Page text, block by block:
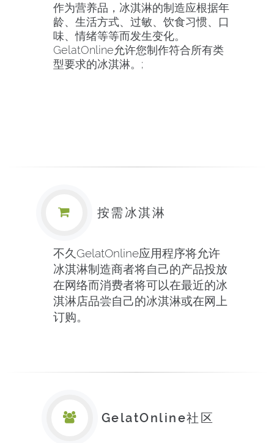
作为营养品，冰淇淋的制造应根据年
龄、生活方式、过敏、饮食习惯、口
味、情绪等等而发生变化。
GelatOnline允许您制作符合所有类
型要求的冰淇淋。;
按需冰淇淋
不久GelatOnline应用程序将允许
冰淇淋制造商者将自己的产品投放
在网络而消费者将可以在最近的冰
淇淋店品尝自己的冰淇淋或在网上
订购。
GelatOnline社区